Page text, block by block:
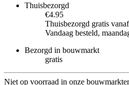
Thuisbezorgd
€4.95
Thuisbezorgd gratis
Vandaag besteld,
Bezorgd in bouwmarkt
gratis
Niet op voorraad in onze